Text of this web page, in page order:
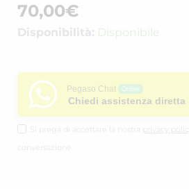
70,00€
Disponibilità: Disponibile
Pegaso Chat
Chiedi assistenza diretta
Si prega di accettare la nostra privacy policy